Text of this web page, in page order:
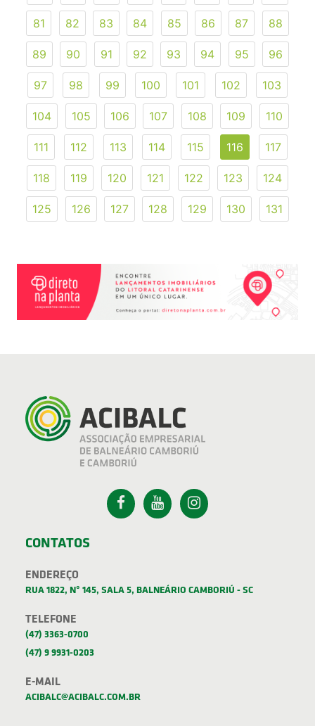
81 82 83 84 85 86 87 88
89 90 91 92 93 94 95 96
97 98 99 100 101 102 103
104 105 106 107 108 109 110
111 112 113 114 115 116 117
118 119 120 121 122 123 124
125 126 127 128 129 130 131
CONTATOS
ENDEREÇO
RUA 1822, Nº 145, SALA 5, BALNEÁRIO CAMBORIÚ - SC
TELEFONE
(47) 3363-0700
(47) 9 9931-0203
E-MAIL
ACIBALC@ACIBALC.COM.BR